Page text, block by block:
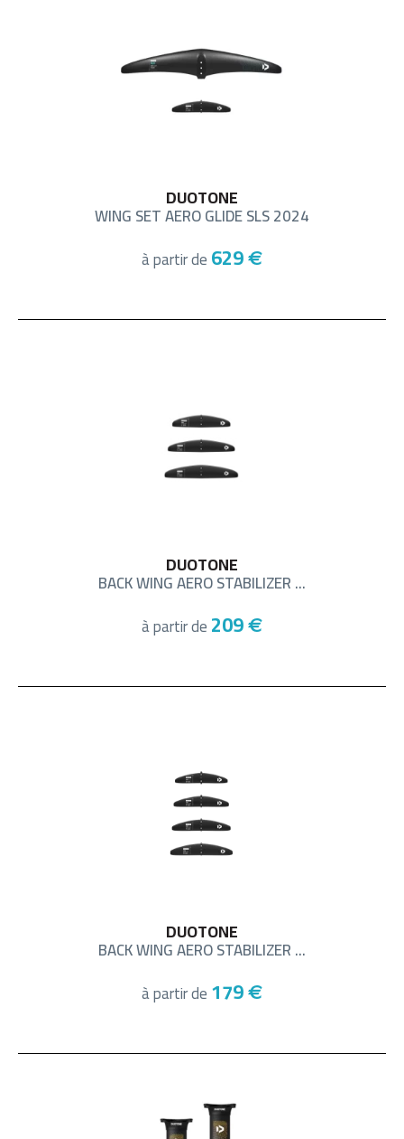
DUOTONE
WING SET AERO GLIDE SLS 2024
à partir de629 €
DUOTONE
BACK WING AERO STABILIZER ...
à partir de209 €
DUOTONE
BACK WING AERO STABILIZER ...
à partir de179 €